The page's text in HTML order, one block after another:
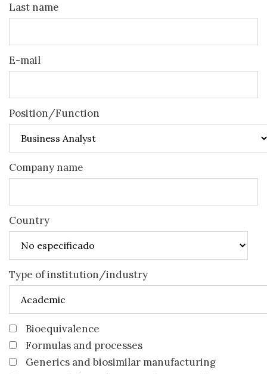
Last name
E-mail
Position/Function
Company name
Country
Type of institution/industry
Bioequivalence
Formulas and processes
Generics and biosimilar manufacturing